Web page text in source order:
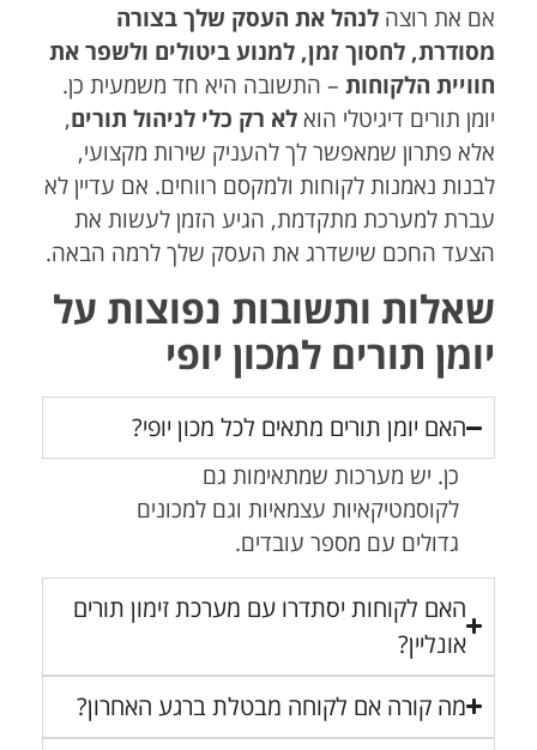
אם את רוצה לנהל את העסק שלך בצורה
מסודרת, לחסוך זמן, למנוע ביטולים ולשפר את
חוויית הלקוחות – התשובה היא חד משמעית כן.
יומן תורים דיגיטלי הואלא רק כלי לניהול תורים,
אלא פתרון שמאפשר לך להעניק שירות מקצועי,
לבנות נאמנות לקוחות ולמקסם רווחים. אם עדיין לא
עברת למערכת מתקדמת, הגיע הזמן לעשות את
הצעד החכם שישדרג את העסק שלך לרמה הבאה.
שאלות ותשובות נפוצות על
יומן תורים למכון יופי
האם יומן תורים מתאים לכל מכון יופי?
כן. יש מערכות שמתאימות גם
לקוסמטיקאיות עצמאיות וגם למכונים
גדולים עם מספר עובדים.
האם לקוחות יסתדרו עם מערכת זימון תורים
אונליין?
מה קורה אם לקוחה מבטלת ברגע האחרון?